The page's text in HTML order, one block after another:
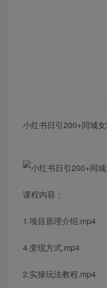
小红书日引200+同城
课程内容：
1.项目原理介绍.mp4
4.变现方式.mp4
2.实操玩法教程.mp4